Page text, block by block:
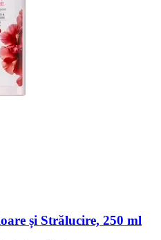
și Strălucire, 250 ml